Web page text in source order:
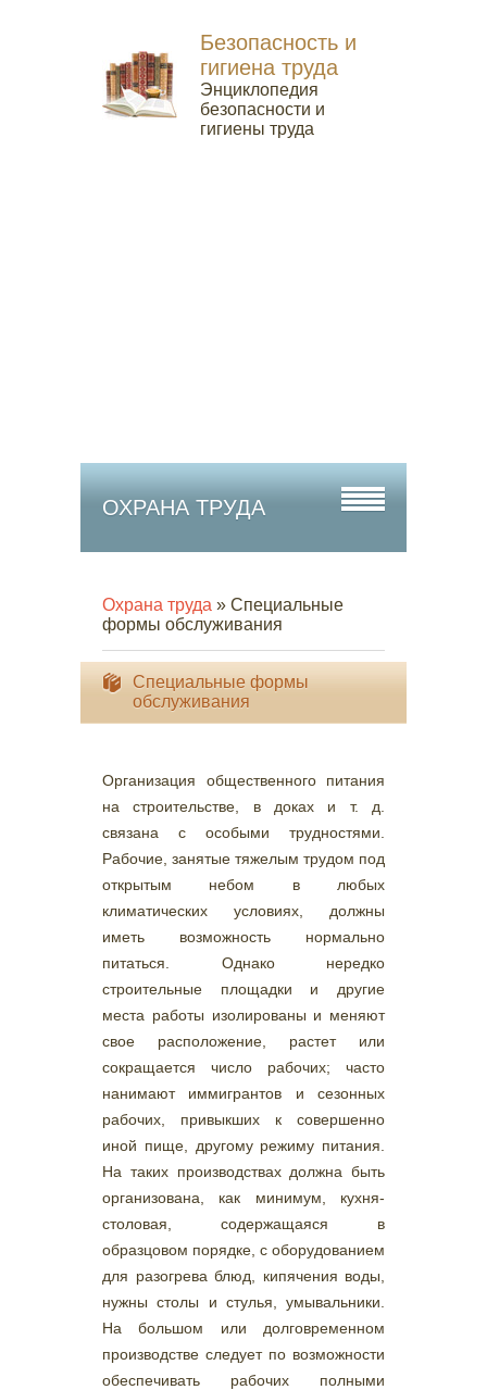
Безопасность и
гигиена труда
Энциклопедия
безопасности и
гигиены труда
ОХРАНА ТРУДА
Охрана труда » Специальные
формы обслуживания
Специальные формы
обслуживания
Организация общественного питания
на строительстве, в доках и т. д.
связана с особыми трудностями.
Рабочие, занятые тяжелым трудом под
открытым небом в любых
климатических условиях, должны
иметь возможность нормально
питаться. Однако нередко
строительные площадки и другие
места работы изолированы и меняют
свое расположение, растет или
сокращается число рабочих; часто
нанимают иммигрантов и сезонных
рабочих, привыкших к совершенно
иной пище, другому режиму питания.
На таких производствах должна быть
организована, как минимум, кухня-
столовая, содержащаяся в
образцовом порядке, с оборудованием
для разогрева блюд, кипячения воды,
нужны столы и стулья, умывальники.
На большом или долговременном
производстве следует по возможности
обеспечивать рабочих полными